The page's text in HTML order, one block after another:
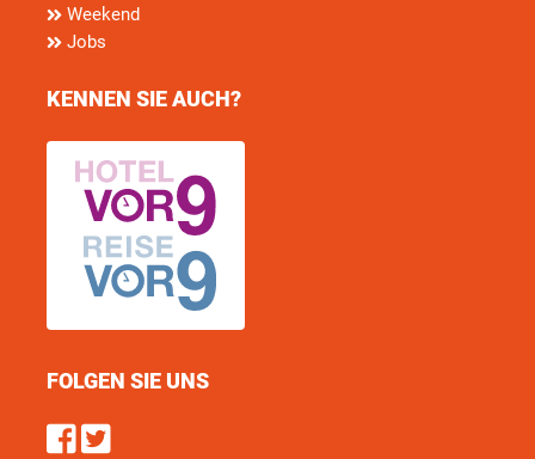
Weekend
Jobs
KENNEN SIE AUCH?
FOLGEN SIE UNS
Find us on Facebook
Follow us on Twitter